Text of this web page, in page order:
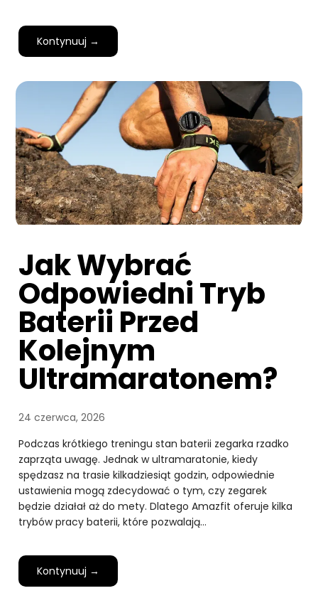
Kontynuuj →
Jak Wybrać
Odpowiedni Tryb
Baterii Przed
Kolejnym
Ultramaratonem?
24 czerwca, 2026
Podczas krótkiego treningu stan baterii zegarka rzadko
zaprząta uwagę. Jednak w ultramaratonie, kiedy
spędzasz na trasie kilkadziesiąt godzin, odpowiednie
ustawienia mogą zdecydować o tym, czy zegarek
będzie działał aż do mety. Dlatego Amazfit oferuje kilka
trybów pracy baterii, które pozwalają…
Kontynuuj →